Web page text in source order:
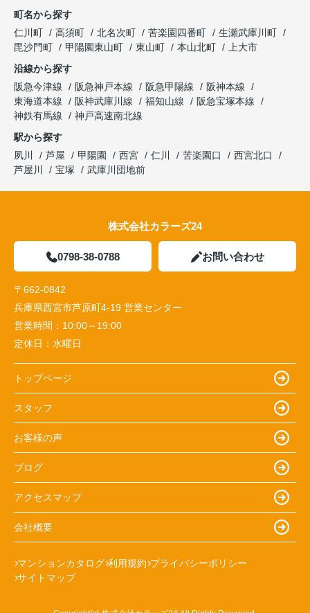
町名から探す
仁川町
高須町 北名次町 苦楽園四番町
生瀬武庫川町
毘沙門町
甲陽園東山町 東山町 本山北町
上大市
沿線から探す
阪急今津線
阪急神戸本線 阪急甲陽線
阪神本線
東海道本線
阪神武庫川線 福知山線
阪急宝塚本線
神鉄有馬線
神戸高速南北線
駅から探す
夙川
芦屋 甲陽園 西宮 仁川 苦楽園口
西宮北口
芦屋川
宝塚 武庫川団地前
株式会社カラーズ24
0798-38-0788 お問い合わせ
〒662-0842
兵庫県西宮市芦原町4-19 営業センター
営業時間： 10:00～19:00
定休日： 水曜日
トップページ
スタッフ
お客様の声
ブログ
アクセスマップ
会社概要
マンションカタログ 利用規約 プライバシーポリシー
サイトマップ